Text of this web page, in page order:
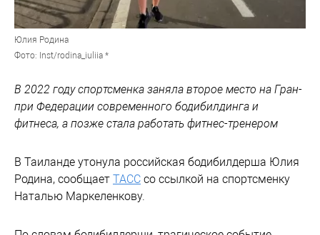
Юлия Родина
Фото: Inst/rodina_iuliia *
В 2022 году спортсменка заняла второе место на Гран-
при Федерации современного бодибилдинга и
фитнеса, а позже стала работать фитнес-тренером
В Таиланде утонула российская бодибилдерша Юлия
Родина, сообщает ТАСС со ссылкой на спортсменку
Наталью Маркеленкову.